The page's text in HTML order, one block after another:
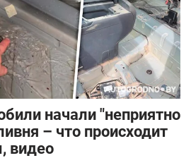
начали "неприятно
– что происходит
видео